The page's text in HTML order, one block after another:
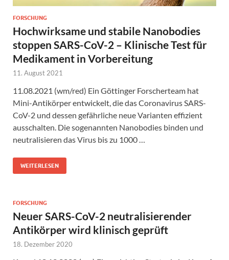
FORSCHUNG
Hochwirksame und stabile Nanobodies
stoppen SARS-CoV-2 – Klinische Test für
Medikament in Vorbereitung
11. August 2021
11.08.2021 (wm/red) Ein Göttinger Forscherteam hat
Mini-Antikörper entwickelt, die das Coronavirus SARS-
CoV-2 und dessen gefährliche neue Varianten effizient
ausschalten. Die sogenannten Nanobodies binden und
neutralisieren das Virus bis zu 1000 …
WEITERLESEN
FORSCHUNG
Neuer SARS-CoV-2 neutralisierender
Antikörper wird klinisch geprüft
18. Dezember 2020